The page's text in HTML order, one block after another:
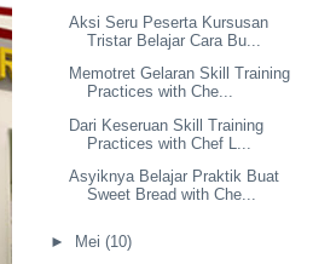
Aksi Seru Peserta Kursusan
Tristar Belajar Cara Bu...
Memotret Gelaran Skill Training
Practices with Che...
Dari Keseruan Skill Training
Practices with Chef L...
Asyiknya Belajar Praktik Buat
Sweet Bread with Che...
► Mei (10)